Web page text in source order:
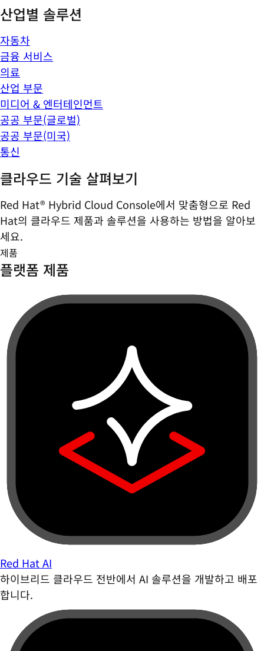
산업별 솔루션
자동차
금융 서비스
의료
산업 부문
미디어 & 엔터테인먼트
공공 부문(글로벌)
공공 부문(미국)
통신
클라우드 기술 살펴보기
Red Hat® Hybrid Cloud Console에서 맞춤형으로 Red
Hat의 클라우드 제품과 솔루션을 사용하는 방법을 알아보
세요.
제품
플랫폼 제품
Red Hat AI
하이브리드 클라우드 전반에서 AI 솔루션을 개발하고 배포
합니다.